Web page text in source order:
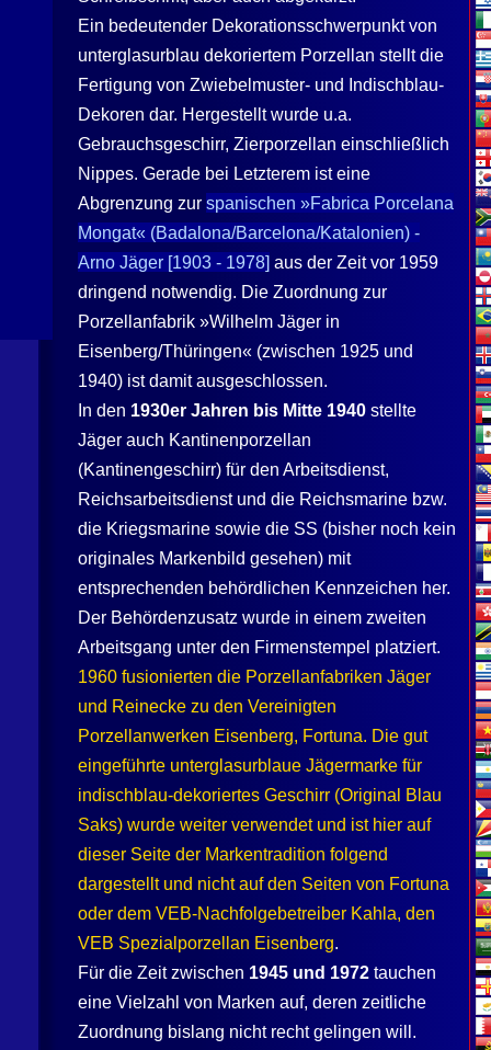
Ein bedeutender Dekorationsschwerpunkt von
unterglasurblau dekoriertem Porzellan stellt die
Fertigung von Zwiebelmuster- und Indischblau-
Dekoren dar. Hergestellt wurde u.a.
Gebrauchsgeschirr, Zierporzellan einschließlich
Nippes. Gerade bei Letzterem ist eine
Abgrenzung zurspanischen »Fabrica Porcelana
Mongat« (Badalona/Barcelona/Katalonien) -
Arno Jäger [1903 - 1978] aus der Zeit vor 1959
dringend notwendig. Die Zuordnung zur
Porzellanfabrik »Wilhelm Jäger in
Eisenberg/Thüringen« (zwischen 1925 und
1940) ist damit ausgeschlossen.
In den 1930er Jahren bis Mitte 1940 stellte
Jäger auch Kantinenporzellan
(Kantinengeschirr) für den Arbeitsdienst,
Reichsarbeitsdienst und die Reichsmarine bzw.
die Kriegsmarine sowie die SS (bisher noch kein
originales Markenbild gesehen) mit
entsprechenden behördlichen Kennzeichen her.
Der Behördenzusatz wurde in einem zweiten
Arbeitsgang unter den Firmenstempel platziert.
1960 fusionierten die PorzellanfabrikenJäger
und Reinecke zu den Vereinigten
Porzellanwerken Eisenberg, Fortuna. Die gut
eingeführte unterglasurblaueJägermarke für
indischblau-dekoriertes Geschirr (Original Blau
Saks) wurde weiter verwendet und ist hier auf
dieser Seite der Markentradition folgend
dargestellt und nicht auf den Seiten von Fortuna
oder dem VEB-Nachfolgebetreiber Kahla, den
VEB Spezialporzellan Eisenberg.
Für die Zeit zwischen 1945 und 1972 tauchen
eine Vielzahl von Marken auf, deren zeitliche
Zuordnung bislang nicht recht gelingen will.